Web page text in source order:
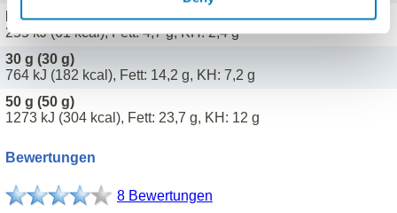
Portion (10 g)
255 kJ (61 kcal), Fett: 4,7 g, KH: 2,4 g
30 g (30 g)
764 kJ (182 kcal), Fett: 14,2 g, KH: 7,2 g
50 g (50 g)
1273 kJ (304 kcal), Fett: 23,7 g, KH: 12 g
Bewertungen
8 Bewertungen